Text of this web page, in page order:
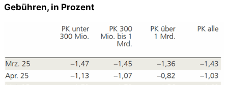
Gebühren, in Prozent